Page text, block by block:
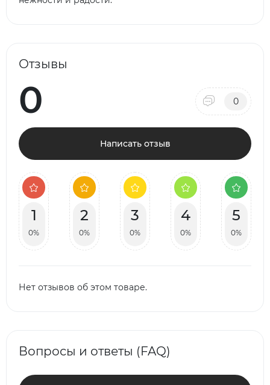
Отзывы
0 0
Написать отзыв
1
0%
2
0%
3
0%
4
0%
5
0%
Нет отзывов об этом товаре.
Вопросы и ответы (FAQ)